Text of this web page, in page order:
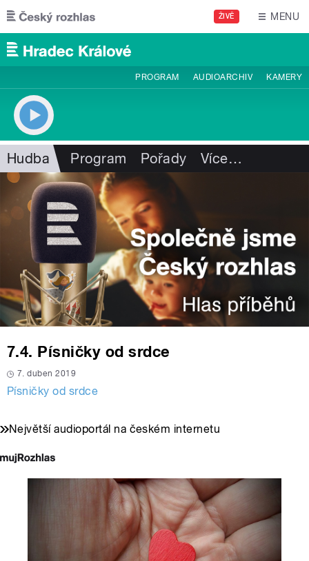
Přejít k hlavnímu obsahu
ŽIVĚ MENU
PROGRAM AUDIOARCHIV KAMERY
Hudba Program Pořady Více…
7.4. Písničky od srdce
7. duben 2019
Písničky od srdce
Největší audioportál na českém internetu